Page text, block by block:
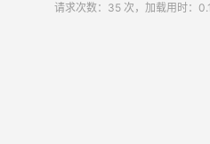
请求次数：35 次，加载用时：